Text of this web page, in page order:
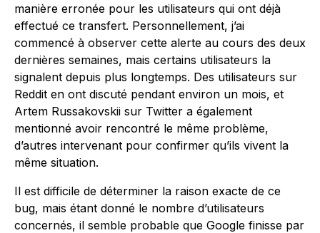
manière erronée pour les utilisateurs qui ont déjà
effectué ce transfert. Personnellement, j’ai
commencé à observer cette alerte au cours des deux
dernières semaines, mais certains utilisateurs la
signalent depuis plus longtemps. Des utilisateurs sur
Reddit en ont discuté pendant environ un mois, et
Artem Russakovskii sur Twitter a également
mentionné avoir rencontré le même problème,
d’autres intervenant pour confirmer qu’ils vivent la
même situation.
Il est difficile de déterminer la raison exacte de ce
bug, mais étant donné le nombre d’utilisateurs
concernés, il semble probable que Google finisse par